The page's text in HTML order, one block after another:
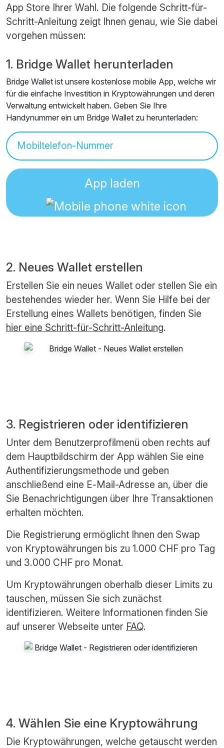
App Store Ihrer Wahl. Die folgende Schritt-für-
Schritt-Anleitung zeigt Ihnen genau, wie Sie dabei
vorgehen müssen:
1. Bridge Wallet herunterladen
Bridge Wallet ist unsere kostenlose mobile App, welche wir
für die einfache Investition in Kryptowährungen und deren
Verwaltung entwickelt haben. Geben Sie Ihre
Handynummer ein um Bridge Wallet zu herunterladen:
App laden
2. Neues Wallet erstellen
Erstellen Sie ein neues Wallet oder stellen Sie ein
bestehendes wieder her. Wenn Sie Hilfe bei der
Erstellung eines Wallets benötigen, finden Sie
hier eine Schritt-für-Schritt-Anleitung.
3. Registrieren oder identifizieren
Unter dem Benutzerprofilmenü oben rechts auf
dem Hauptbildschirm der App wählen Sie eine
Authentifizierungsmethode und geben
anschließend eine E-Mail-Adresse an, über die
Sie Benachrichtigungen über Ihre Transaktionen
erhalten möchten.
Die Registrierung ermöglicht Ihnen den Swap
von Kryptowährungen bis zu 1.000 CHF pro Tag
und 3.000 CHF pro Monat.
Um Kryptowährungen oberhalb dieser Limits zu
tauschen, müssen Sie sich zunächst
identifizieren. Weitere Informationen finden Sie
auf unserer Webseite unter FAQ.
4. Wählen Sie eine Kryptowährung
Die Kryptowährungen, welche getauscht werden